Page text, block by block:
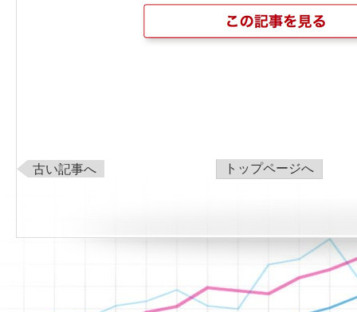
古い記事へ トップページへ